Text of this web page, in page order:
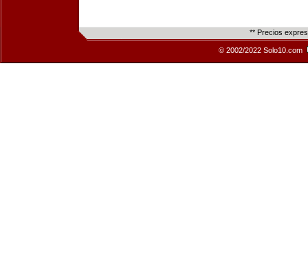
** Precios
© 2002/2022 Solo10.com